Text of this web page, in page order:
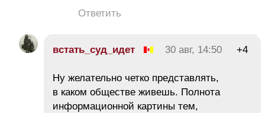
Ответить
встать_суд_идет 30 авг, 14:50 +4
Ну желательно четко представлять,
в каком обществе живешь. Полнота
информационной картины тем,